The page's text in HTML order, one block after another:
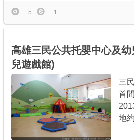
5 1
高雄三民公共托嬰中心及
兒遊戲館)
三
首
地